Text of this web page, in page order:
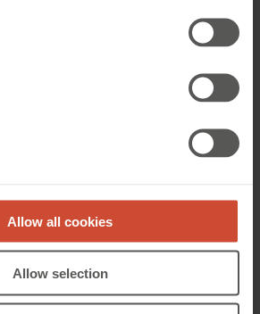
Allow all cookies
Allow selection